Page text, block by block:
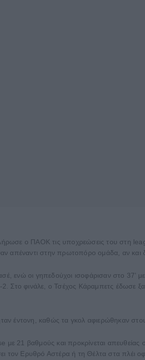
ο ΠΑΟΚ τις υποχρεώσεις του στη
απέναντι στην πρωτοπόρο ομάδα, αν και
ενώ οι γηπεδούχοι ισοφάρισαν στο
2. Στο φινάλε, ο Τσέχος Κάραμπετς
έντονη, καθώς τα γκολ αφιερώθηκαν
21 βαθμούς και προκρίνεται
Ερυθρό Αστέρα ή τη Θέλτα στα πλέι